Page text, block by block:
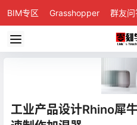
BIM专区 Grasshopper 群友问
工业产品设计Rhino犀